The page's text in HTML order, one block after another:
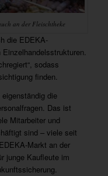
an der Fleischtheke
die EDEKA-
sodass
finden.
die
Das ist
Mitarbeiter und
sind – viele seit
Markt an der
junge Kaufleute im